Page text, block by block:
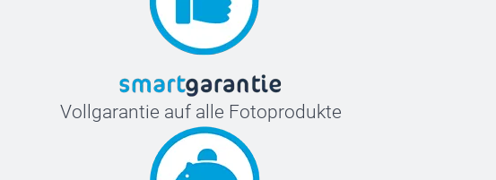
Vollgarantie auf alle Fotoprodukte